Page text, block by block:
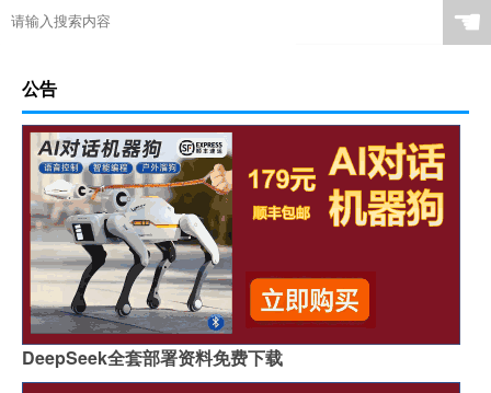
☚
公告
DeepSeek全套部署资料免费下载